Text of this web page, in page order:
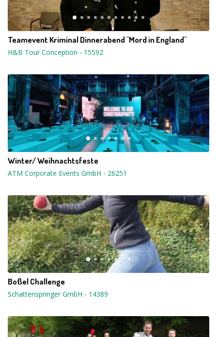
Teamevent Kriminal Dinnerabend "Mord in England"
H&B Tour Conception - 15592
Winter/ Weihnachtsfeste
ATM Corporate Events GmbH - 26251
Boßel Challenge
Schattenspringer GmbH - 14389